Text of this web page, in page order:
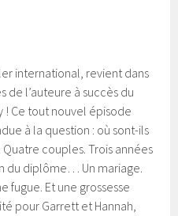
international, revient dans
l’auteure à succès du
! Ce tout nouvel épisode
à la question : où sont-ils
couples. Trois années
du diplôme… Un mariage.
fugue. Et une grossesse
pour Garrett et Hannah,